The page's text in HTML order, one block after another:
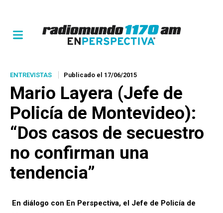
ENTREVISTAS Publicado el 17/06/2015
Mario Layera (Jefe de
Policía de Montevideo):
“Dos casos de secuestro
no confirman una
tendencia”
En diálogo con En Perspectiva, el Jefe de Policía de